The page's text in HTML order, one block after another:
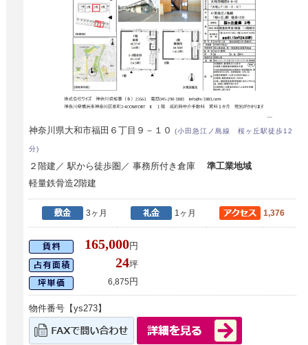
神奈川県大和市福田６丁目９－１０(小田急江ノ島線 桜ヶ丘駅徒歩12
分)
２階建／ 駅から徒歩圏／ 事務所付き倉庫準工業地域
軽量鉄骨造2階建
3ヶ月 1ヶ月 1,376
165,000円
24坪
6,875 円
物件番号【ys273】